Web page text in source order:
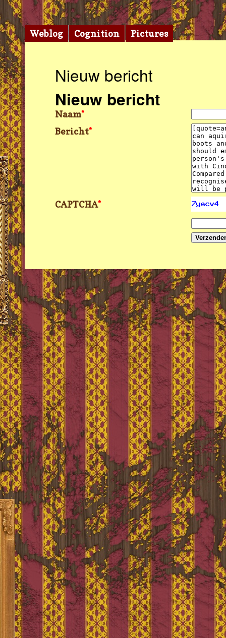
Nieuw bericht
Nieuw bericht
Naam*
Bericht*
CAPTCHA*
Weblog Cognition Pictures